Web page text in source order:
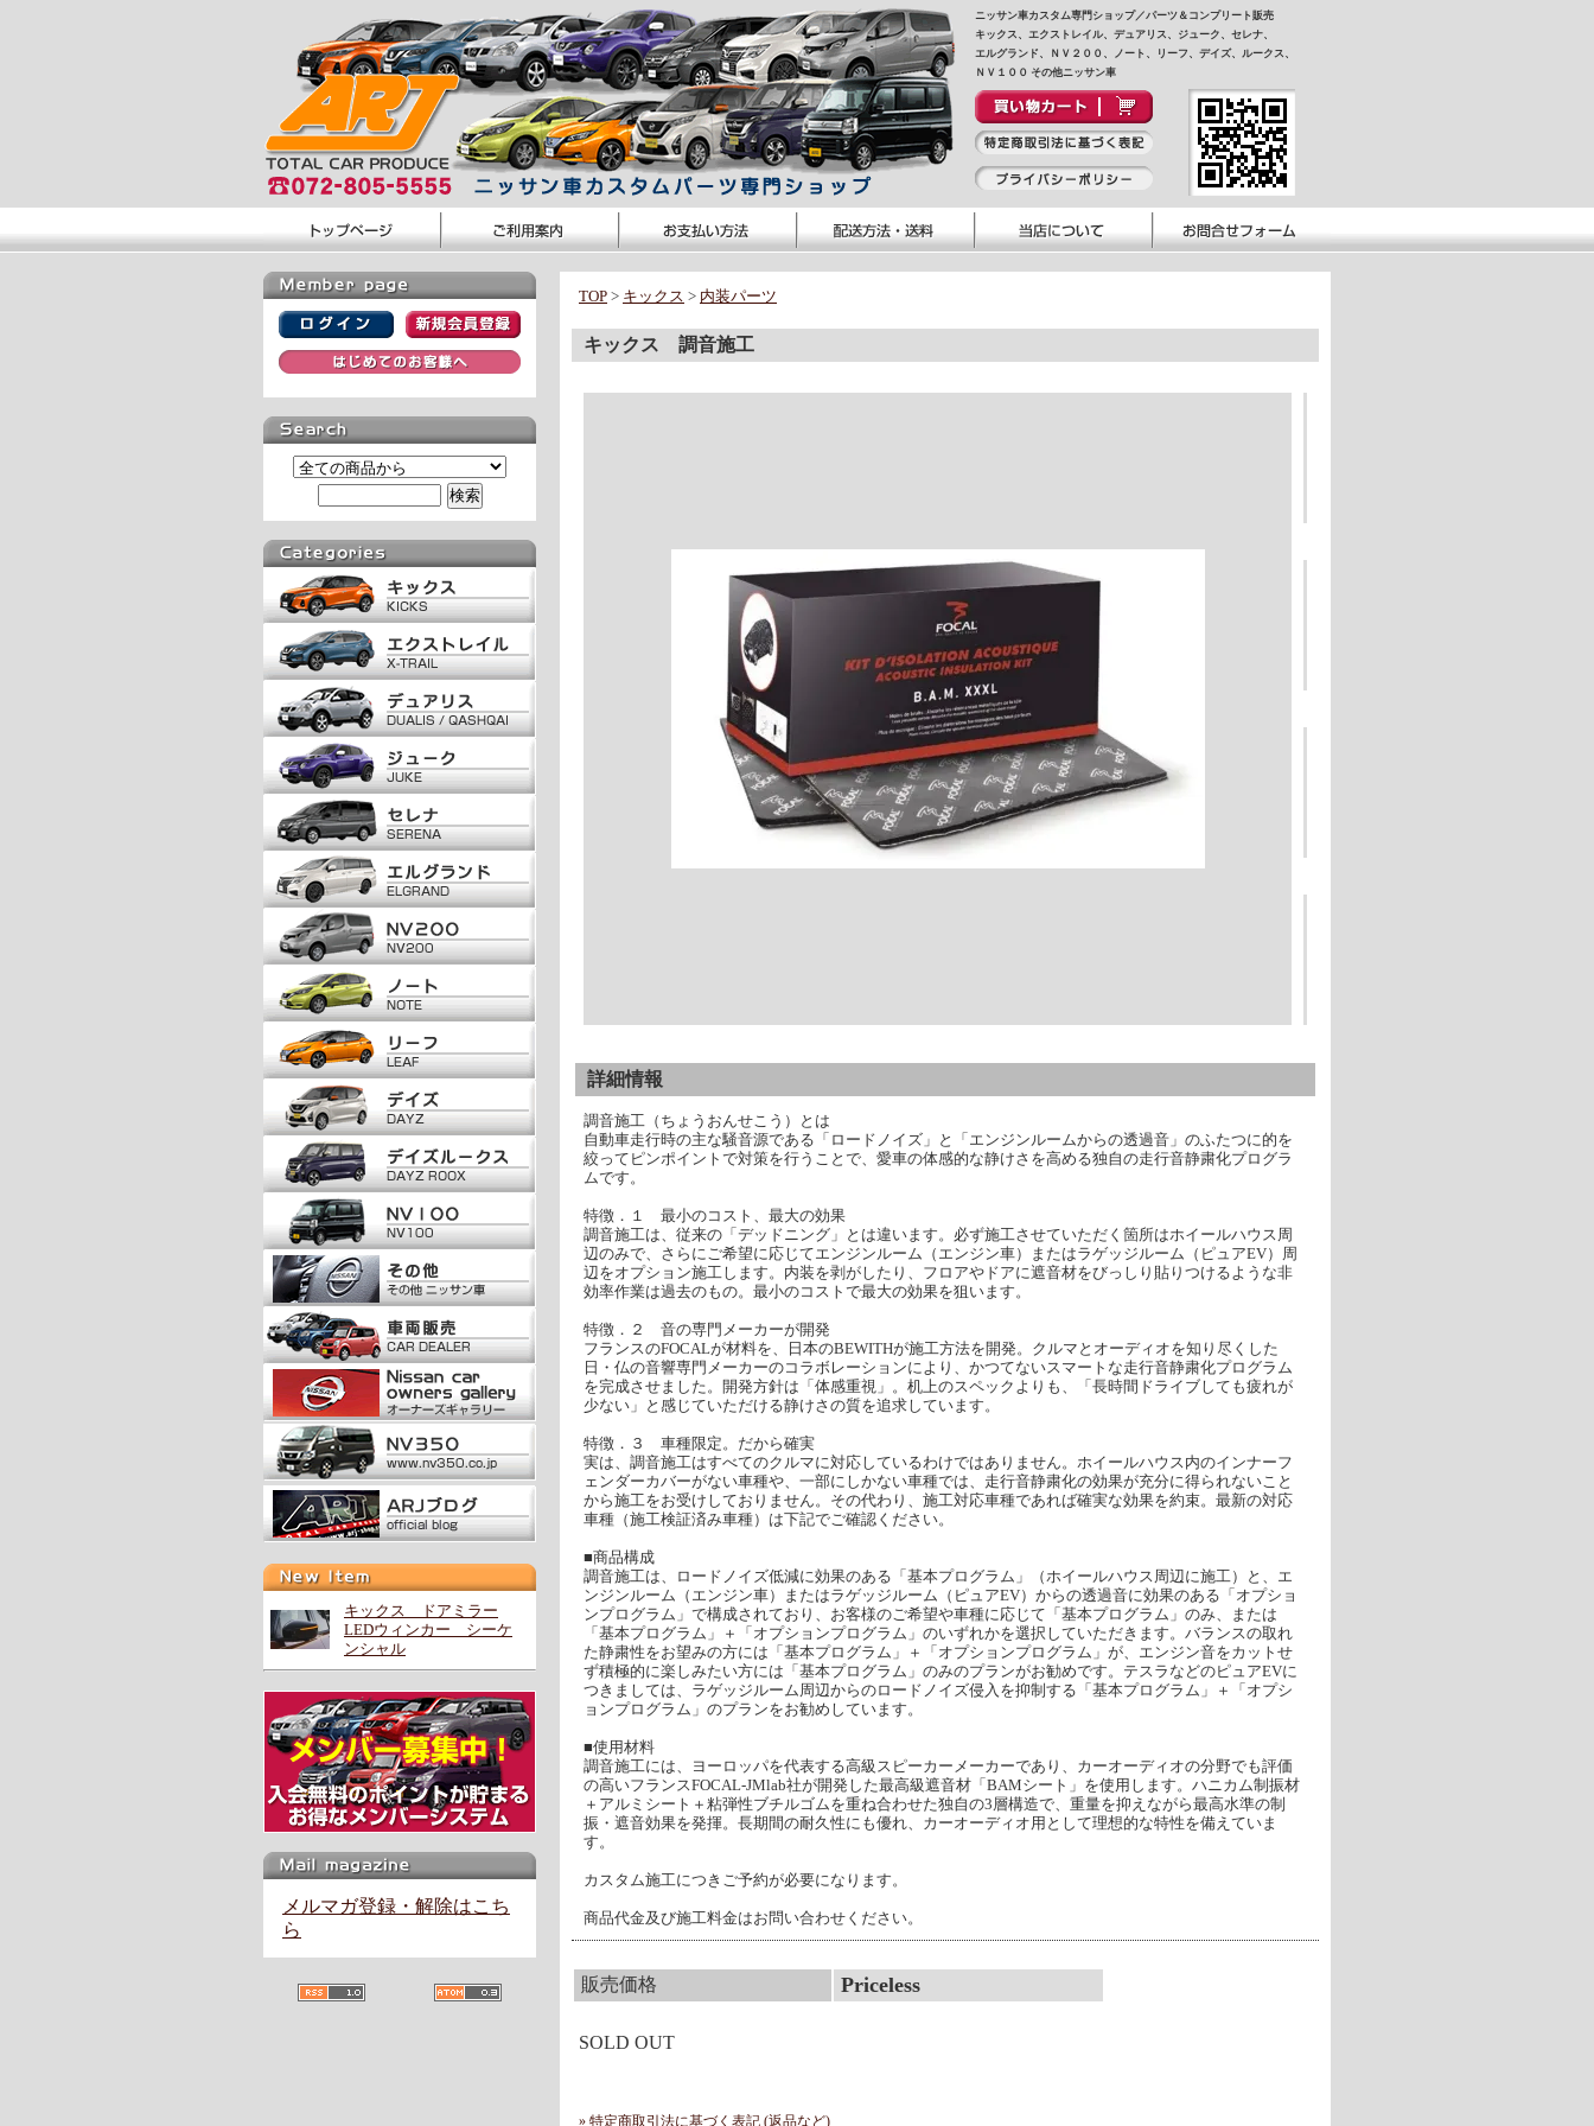
ニッサン車カスタム専門ショップ／パーツ＆コンプリート販売
キックス、エクストレイル、デュアリス、ジューク、セレナ、
エルグランド、ＮＶ２００、ノート、リーフ、デイズ、ルークス、
ＮＶ１００ その他ニッサン車
キックス ドアミラー
LEDウィンカー シーケ
ンシャル
メルマガ登録・解除はこち
ら
TOP > キックス > 内装パーツ
キックス 調音施工
詳細情報
調音施工（ちょうおんせこう）とは
自動車走行時の主な騒音源である「ロードノイズ」と「エンジンルームからの透過音」のふたつに的を
絞ってピンポイントで対策を行うことで、愛車の体感的な静けさを高める独自の走行音静粛化プログラ
ムです。
特徴．１ 最小のコスト、最大の効果
調音施工は、従来の「デッドニング」とは違います。必ず施工させていただく箇所はホイールハウス周
辺のみで、さらにご希望に応じてエンジンルーム（エンジン車）またはラゲッジルーム（ピュアEV）周
辺をオプション施工します。内装を剥がしたり、フロアやドアに遮音材をびっしり貼りつけるような非
効率作業は過去のもの。最小のコストで最大の効果を狙います。
特徴．２ 音の専門メーカーが開発
フランスのFOCALが材料を、日本のBEWITHが施工方法を開発。クルマとオーディオを知り尽くした
日・仏の音響専門メーカーのコラボレーションにより、かつてないスマートな走行音静粛化プログラム
を完成させました。開発方針は「体感重視」。机上のスペックよりも、「長時間ドライブしても疲れが
少ない」と感じていただける静けさの質を追求しています。
特徴．３ 車種限定。だから確実
実は、調音施工はすべてのクルマに対応しているわけではありません。ホイールハウス内のインナーフ
ェンダーカバーがない車種や、一部にしかない車種では、走行音静粛化の効果が充分に得られないこと
から施工をお受けしておりません。その代わり、施工対応車種であれば確実な効果を約束。最新の対応
車種（施工検証済み車種）は下記でご確認ください。
■商品構成
調音施工は、ロードノイズ低減に効果のある「基本プログラム」（ホイールハウス周辺に施工）と、エ
ンジンルーム（エンジン車）またはラゲッジルーム（ピュアEV）からの透過音に効果のある「オプショ
ンプログラム」で構成されており、お客様のご希望や車種に応じて「基本プログラム」のみ、または
「基本プログラム」＋「オプションプログラム」のいずれかを選択していただきます。バランスの取れ
た静粛性をお望みの方には「基本プログラム」＋「オプションプログラム」が、エンジン音をカットせ
ず積極的に楽しみたい方には「基本プログラム」のみのプランがお勧めです。テスラなどのピュアEVに
つきましては、ラゲッジルーム周辺からのロードノイズ侵入を抑制する「基本プログラム」＋「オプシ
ョンプログラム」のプランをお勧めしています。
■使用材料
調音施工には、ヨーロッパを代表する高級スピーカーメーカーであり、カーオーディオの分野でも評価
の高いフランスFOCAL-JMlab社が開発した最高級遮音材「BAMシート」を使用します。ハニカム制振材
＋アルミシート＋粘弾性ブチルゴムを重ね合わせた独自の3層構造で、重量を抑えながら最高水準の制
振・遮音効果を発揮。長期間の耐久性にも優れ、カーオーディオ用として理想的な特性を備えていま
す。
カスタム施工につきご予約が必要になります。
商品代金及び施工料金はお問い合わせください。
販売価格 Priceless
SOLD OUT
» 特定商取引法に基づく表記 (返品など)